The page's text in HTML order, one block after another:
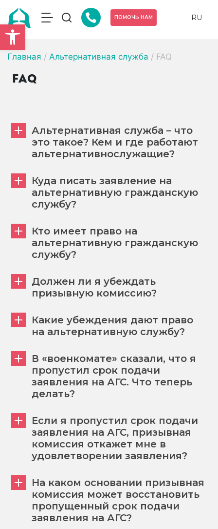
Открыть панель
ПОМОЧЬ НАМ RU
Главная / Альтернативная служба / FAQ
FAQ
Альтернативная служба – что
это такое? Кем и где работают
альтернативнослужащие?
Куда писать заявление на
альтернативную гражданскую
службу?
Кто имеет право на
альтернативную гражданскую
службу?
Должен ли я убеждать
призывную комиссию?
Какие убеждения дают право
на альтернативную службу?
В «военкомате» сказали, что я
пропустил срок подачи
заявления на АГС. Что теперь
делать?
Если я пропустил срок подачи
заявления на АГС, призывная
комиссия откажет мне в
удовлетворении заявления?
На каком основании призывная
комиссия может восстановить
пропущенный срок подачи
заявления на АГС?